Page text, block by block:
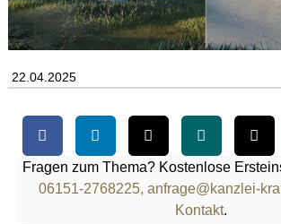
22.04.2025
Fragen zum Thema? Kostenlose
06151-2768225, anfrage@kanzlei-
Kontakt.